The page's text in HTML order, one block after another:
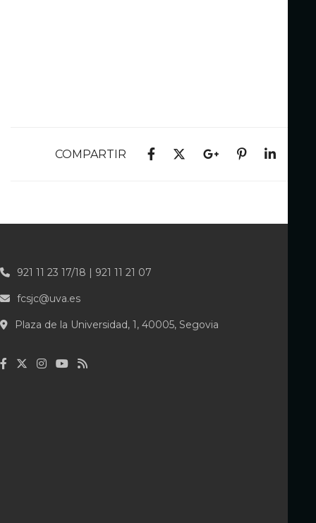
COMPARTIR
921 11 23 17/18 | 921 11 21 07
fcsjc@uva.es
Plaza de la Universidad, 1, 40005, Segovia